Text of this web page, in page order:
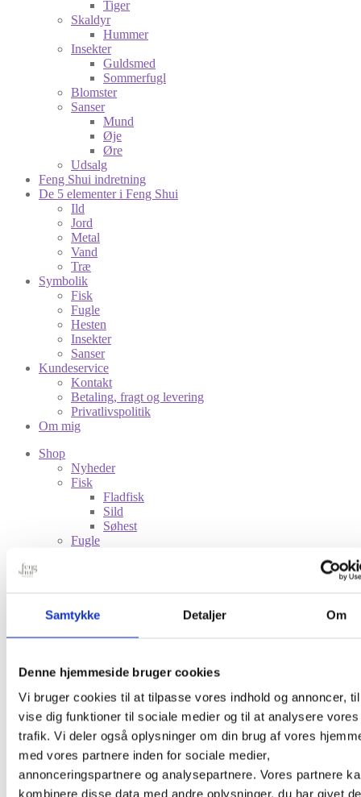
Samtykke Detaljer Om
Denne hjemmeside bruger cookies
Vi bruger cookies til at tilpasse vores indhold og annoncer,
vise dig funktioner til sociale medier og til at analysere vores
trafik. Vi deler også oplysninger om din brug af vores
med vores partnere inden for sociale medier,
annonceringspartnere og analysepartnere. Vores partnere
kombinere disse data med andre oplysninger, du har givet
Tiger
Skaldyr
Hummer
Insekter
Guldsmed
Sommerfugl
Blomster
Sanser
Mund
Øje
Øre
Udsalg
Feng Shui indretning
De 5 elementer i Feng Shui
Ild
Jord
Metal
Vand
Træ
Symbolik
Fisk
Fugle
Hesten
Insekter
Sanser
Kundeservice
Kontakt
Betaling, fragt og levering
Privatlivspolitik
Om mig
Shop
Nyheder
Fisk
Fladfisk
Sild
Søhest
Fugle
Dyr
Hare
Hval
Tiger
Skaldyr
Hummer
Insekter
Guldsmed
Sommerfugl
Blomster